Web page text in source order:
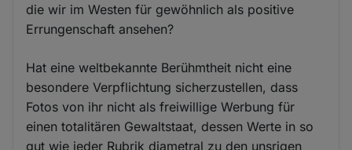
die wir im Westen für gewöhnlich als positive
Errungenschaft ansehen?
Hat eine weltbekannte Berühmtheit nicht eine
besondere Verpflichtung sicherzustellen, dass
Fotos von ihr nicht als freiwillige Werbung für
einen totalitären Gewaltstaat, dessen Werte in so
gut wie jeder Rubrik diametral zu den unsrigen